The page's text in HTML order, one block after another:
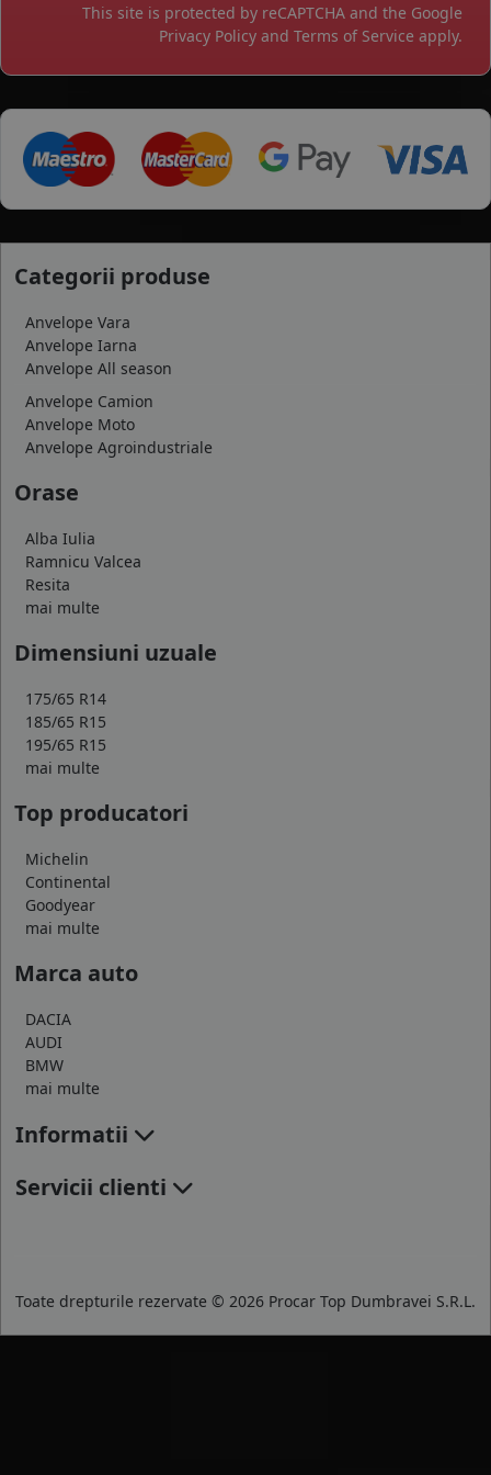
This site is protected by reCAPTCHA and the Google
Privacy Policy and Terms of Service apply.
Categorii produse
Anvelope Vara
Anvelope Iarna
Anvelope All season
Anvelope Camion
Anvelope Moto
Anvelope Agroindustriale
Orase
Alba Iulia
Ramnicu Valcea
Resita
mai multe
Dimensiuni uzuale
175/65 R14
185/65 R15
195/65 R15
mai multe
Top producatori
Michelin
Continental
Goodyear
mai multe
Marca auto
DACIA
AUDI
BMW
mai multe
Informatii
Servicii clienti
Toate drepturile rezervate © 2026 Procar Top Dumbravei S.R.L.